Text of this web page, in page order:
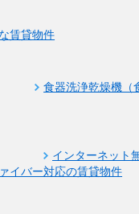
賃貸物件
食器洗浄乾燥機（
インターネット
イバー対応の賃貸物件